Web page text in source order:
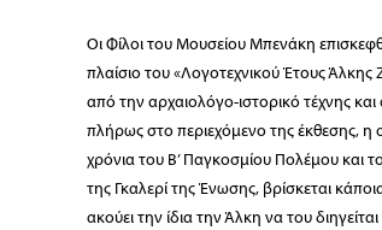
Οι Φίλοι του Μουσείου Μπενάκη
πλαίσιο του «Λογοτεχνικού Έτους Άλκης
από την αρχαιολόγο-ιστορικό τέχνης
πλήρως στο περιεχόμενο της έκθεσης,
χρόνια του Β’ Παγκοσμίου Πολέμου και
της Γκαλερί της Ένωσης, βρίσκεται
ακούει την ίδια την Άλκη να του